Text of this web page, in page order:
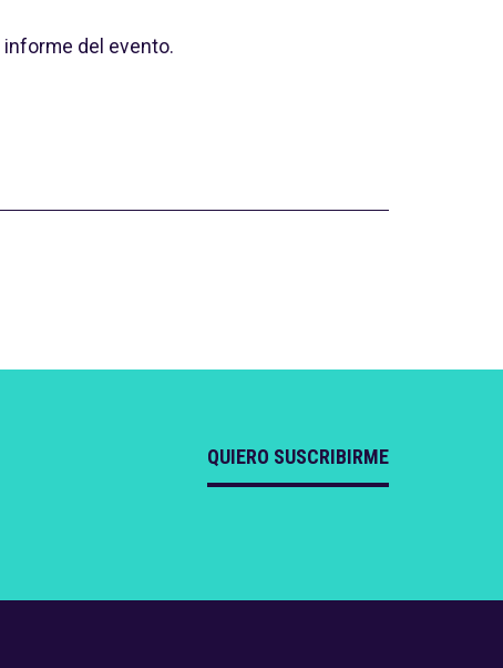
informe del evento.
QUIERO SUSCRIBIRME